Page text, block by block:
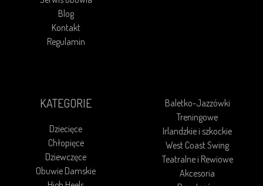
Blog
Kontakt
Regulamin
KATEGORIE
Dziecięce
Chłopięce
Dziewczęce
Obuwie Damskie
Baletko-Jazzówki
Treningowe
Irlandzkie i szkockie
West Coast Swing
Teatralne i Rewiowe
Akcesoria